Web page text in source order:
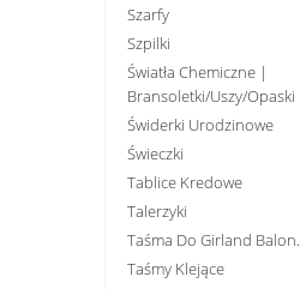
Szarfy
Szpilki
Światła Chemiczne |
Bransoletki/uszy/opaski
Świderki Urodzinowe
Świeczki
Tablice Kredowe
Talerzyki
Taśma Do Girland Balon.
Taśmy Klejące